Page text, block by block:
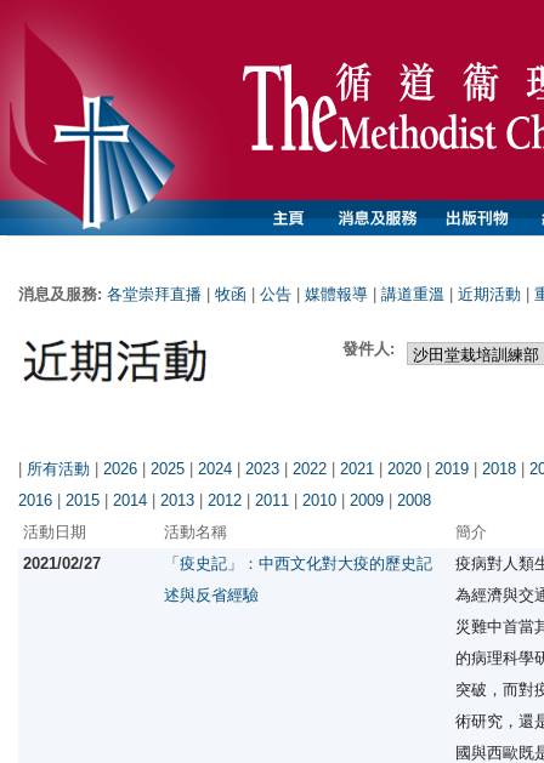
消息及服務: 各堂崇拜直播 牧函 公告 媒體報導 講道重溫 近期活動
發件人:
| 所有活動 | 2026 | 2025 | 2024 | 2023 | 2022 | 2021 | 2020 | 2019 | 2018 |
2016 | 2015 | 2014 | 2013 | 2012 | 2011 | 2010 | 2009 | 2008
活動日期
活動名稱
簡介
2021/02/27
「疫史記」：中西文化對大疫的歷史記
述與反省經驗
疫病對人類
為經濟與交
災難中首當
的病理科學
突破，而對
術研究，還
國與西歐既